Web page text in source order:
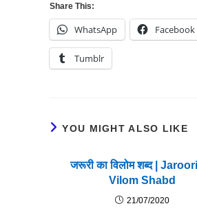
Share This:
WhatsApp Facebook
Tumblr
YOU MIGHT ALSO LIKE
जरूरी का विलोम शब्द |
Vilom Shabd
21/07/2020